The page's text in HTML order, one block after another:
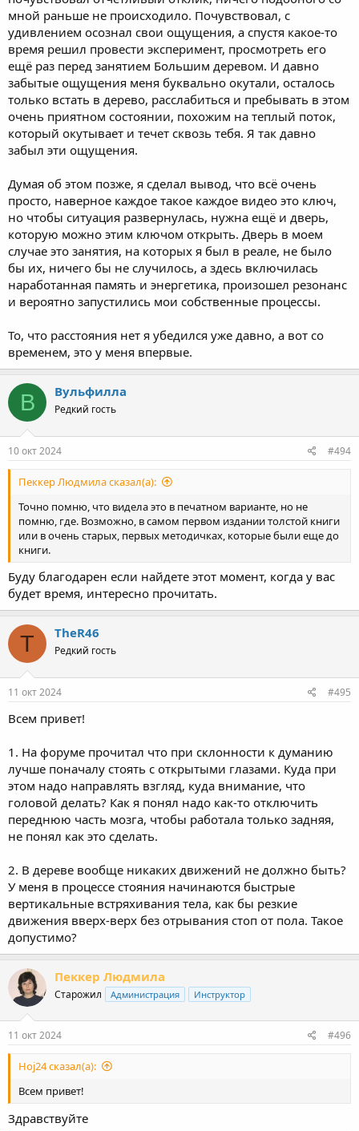
мной раньше не происходило. Почувствовал, с
удивлением осознал свои ощущения, а спустя какое-то
время решил провести эксперимент, просмотреть его
ещё раз перед занятием Большим деревом. И давно
забытые ощущения меня буквально окутали, осталось
только встать в дерево, расслабиться и пребывать в этом
очень приятном состоянии, похожим на теплый поток,
который окутывает и течет сквозь тебя. Я так давно
забыл эти ощущения.
Думая об этом позже, я сделал вывод, что всё очень
просто, наверное каждое такое каждое видео это ключ,
но чтобы ситуация развернулась, нужна ещё и дверь,
которую можно этим ключом открыть. Дверь в моем
случае это занятия, на которых я был в реале, не было
бы их, ничего бы не случилось, а здесь включилась
наработанная память и энергетика, произошел резонанс
и вероятно запустились мои собственные процессы.
То, что расстояния нет я убедился уже давно, а вот со
временем, это у меня впервые.
В Вульфилла
Редкий гость
10 окт 2024 #494
Пеккер Людмила сказал(а):
Точно помню, что видела это в печатном варианте, но не
помню, где. Возможно, в самом первом издании толстой книги
или в очень старых, первых методичках, которые были еще до
книги.
Буду благодарен если найдете этот момент, когда у вас
будет время, интересно прочитать.
T TheR46
Редкий гость
11 окт 2024 #495
Всем привет!
1. На форуме прочитал что при склонности к думанию
лучше поначалу стоять с открытыми глазами. Куда при
этом надо направлять взгляд, куда внимание, что
головой делать? Как я понял надо как-то отключить
переднюю часть мозга, чтобы работала только задняя,
не понял как это сделать.
2. В дереве вообще никаких движений не должно быть?
У меня в процессе стояния начинаются быстрые
вертикальные встряхивания тела, как бы резкие
движения вверх-верх без отрывания стоп от пола. Такое
допустимо?
Пеккер Людмила
Старожил Администрация Инструктор
11 окт 2024 #496
Hoj24 сказал(а):
Всем привет!
Здравствуйте